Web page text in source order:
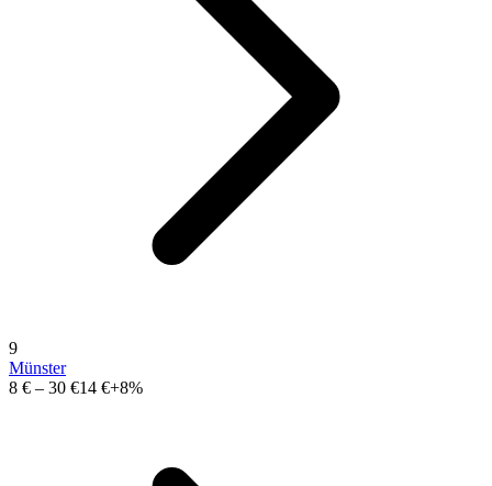
9
Münster
8 € – 30 €14 €+8%